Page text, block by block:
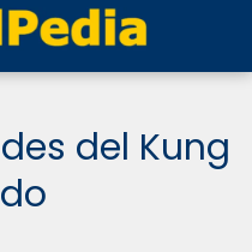
del Kung